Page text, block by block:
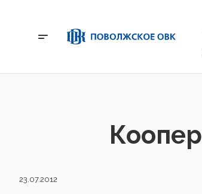
23.07.2012